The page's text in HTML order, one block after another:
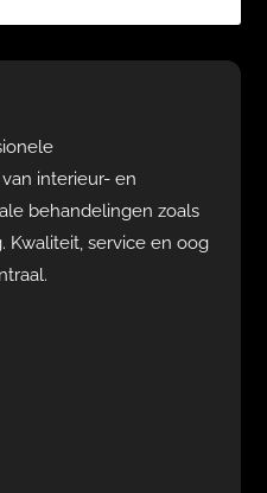
interieur- en
behandelingen zoals
Kwaliteit, service en oog